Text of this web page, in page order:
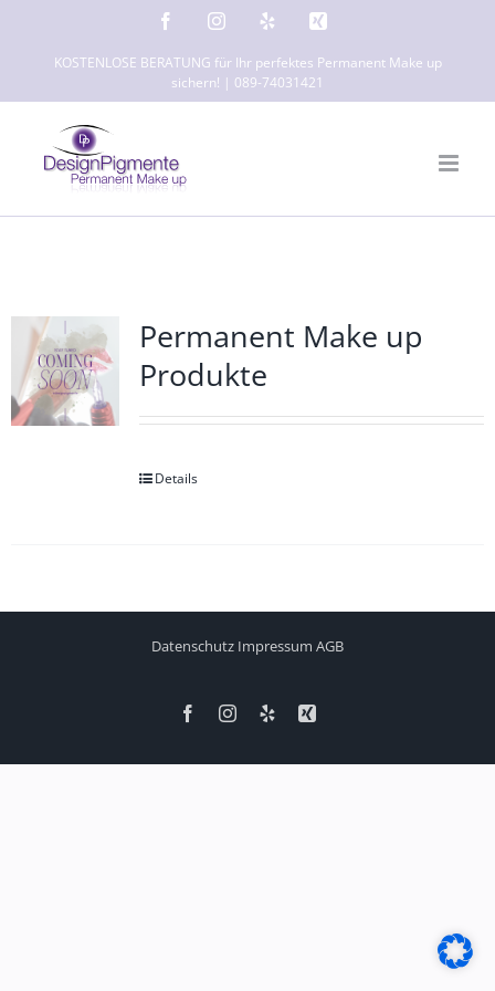
FacebookInstagram
KOSTENLOSE BERATUNG für Ihr perfektes Permanent Make up
sichern! | 089-74031421
Permanent Make up
Produkte
Details
Datenschutz Impressum AGB
FacebookInstagram
Yelp Xing